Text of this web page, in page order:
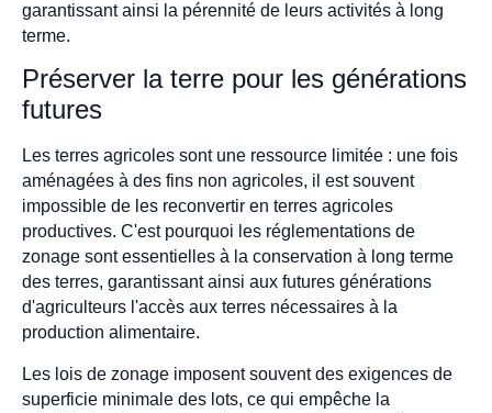
garantissant ainsi la pérennité de leurs activités à long
terme.
Préserver la terre pour les générations
futures
Les terres agricoles sont une ressource limitée : une fois
aménagées à des fins non agricoles, il est souvent
impossible de les reconvertir en terres agricoles
productives. C'est pourquoi les réglementations de
zonage sont essentielles à la conservation à long terme
des terres, garantissant ainsi aux futures générations
d'agriculteurs l'accès aux terres nécessaires à la
production alimentaire.
Les lois de zonage imposent souvent des exigences de
superficie minimale des lots, ce qui empêche la